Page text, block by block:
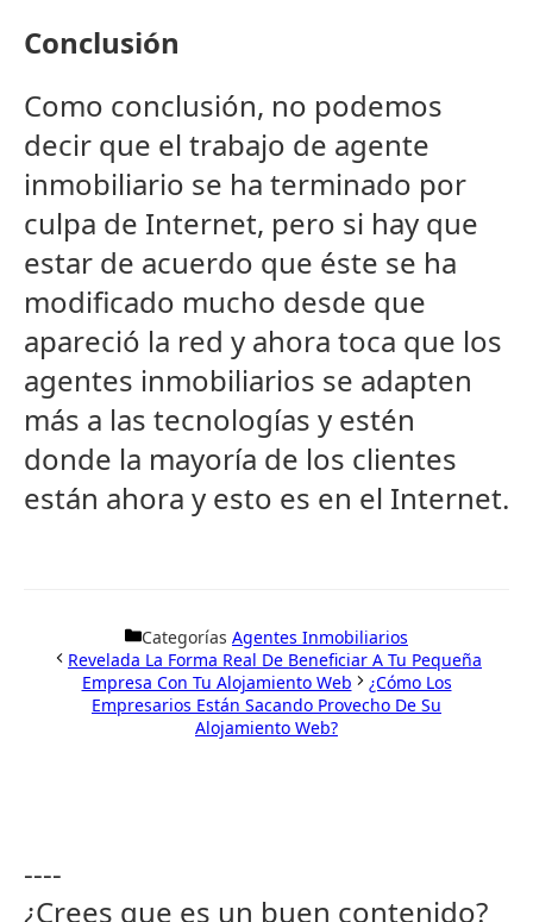
Conclusión
Como conclusión, no podemos
decir que el trabajo de agente
inmobiliario se ha terminado por
culpa de Internet, pero si hay que
estar de acuerdo que éste se ha
modificado mucho desde que
apareció la red y ahora toca que los
agentes inmobiliarios se adapten
más a las tecnologías y estén
donde la mayoría de los clientes
están ahora y esto es en el Internet.
Categorías Agentes Inmobiliarios
Revelada La Forma Real De Beneficiar A Tu Pequeña
Empresa Con Tu Alojamiento Web
¿Cómo Los
Empresarios Están Sacando Provecho De Su
Alojamiento Web?
----
¿Crees que es un buen contenido?